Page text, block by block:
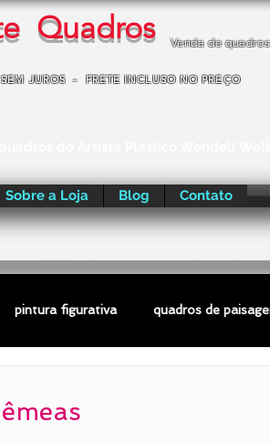
Quadros Venda de quadros
SEM JUROS - FRETE INCLUSO NO PREÇO
Sobre a Loja Blog Contato
pintura figurativa quadros de